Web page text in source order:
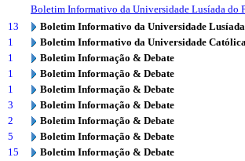
Boletim Informativo da Universidade Lusíada do
13
Boletim Informativo da Universidade
1
Boletim Informativo da Universidade
1
Boletim Informação & Debate
1
Boletim Informação & Debate
1
Boletim Informação & Debate
3
Boletim Informação & Debate
2
Boletim Informação & Debate
5
Boletim Informação & Debate
15
Boletim Informação & Debate